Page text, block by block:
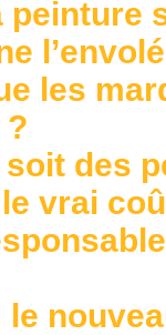
peinture
les
?
soit des
vrai
le